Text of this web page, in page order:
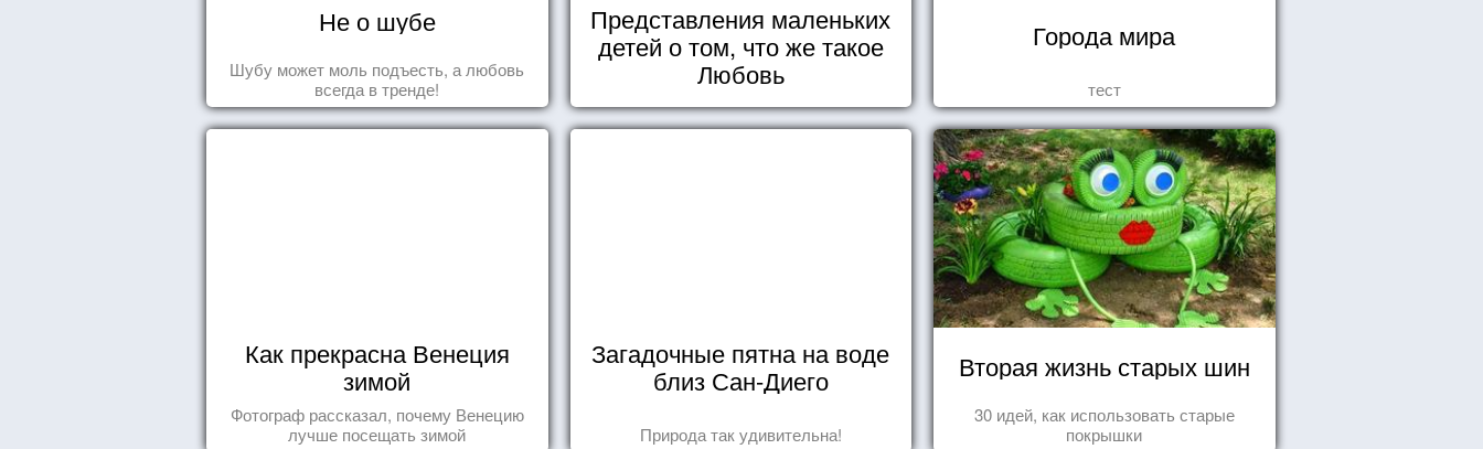
Не о шубе
Шубу может моль подъесть, а любовь
всегда в тренде!
Представления маленьких
детей о том, что же такое
Любовь
Города мира
тест
Как прекрасна Венеция
зимой
Фотограф рассказал, почему Венецию
лучше посещать зимой
Загадочные пятна на воде
близ Сан-Диего
Природа так удивительна!
Вторая жизнь старых шин
30 идей, как использовать старые
покрышки